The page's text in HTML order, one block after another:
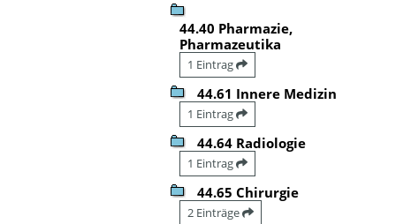
44.40 Pharmazie,
Pharmazeutika
1 Eintrag
44.61 Innere Medizin
1 Eintrag
44.64 Radiologie
1 Eintrag
44.65 Chirurgie
2 Einträge